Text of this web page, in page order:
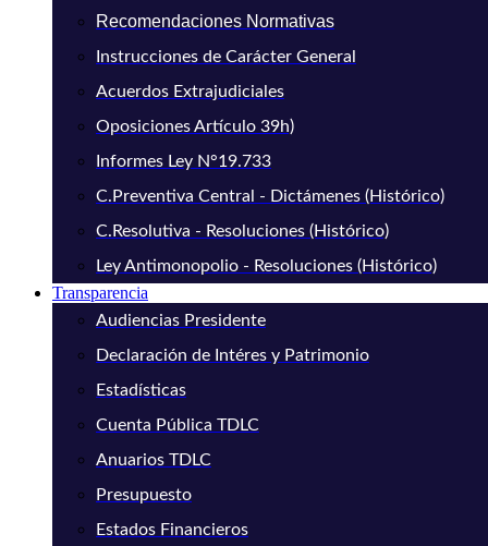
Recomendaciones Normativas
Instrucciones de Carácter General
Acuerdos Extrajudiciales
Oposiciones Artículo 39h)
Informes Ley N°19.733
C.Preventiva Central - Dictámenes (Histórico)
C.Resolutiva - Resoluciones (Histórico)
Ley Antimonopolio - Resoluciones (Histórico)
Transparencia
Audiencias Presidente
Declaración de Intéres y Patrimonio
Estadísticas
Cuenta Pública TDLC
Anuarios TDLC
Presupuesto
Estados Financieros